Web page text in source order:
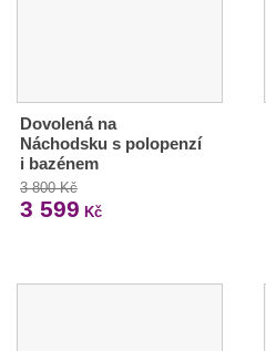
Dovolená na
Náchodsku s polopenzí
i bazénem
3 800 Kč
3 599 Kč